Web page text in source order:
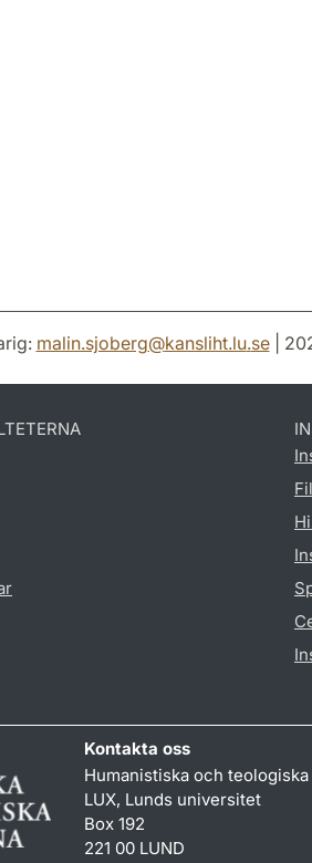
malin.sjoberg@kansliht.lu.se|
Kontakta oss
Humanistiska och
LUX, Lunds universitet
Box 192
221 00 LUND